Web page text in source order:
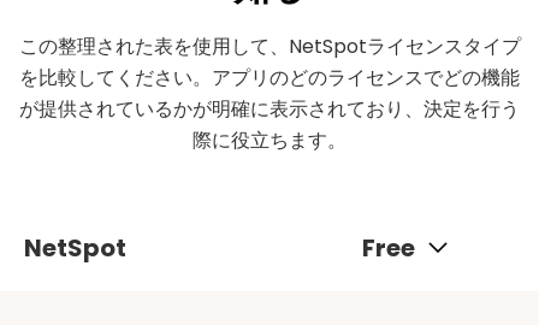
この整理された表を使用して、NetSpotライセンスタイプ
を比較してください。アプリのどのライセンスでどの機能
が提供されているかが明確に表示されており、決定を行う
際に役立ちます。
NetSpot Free